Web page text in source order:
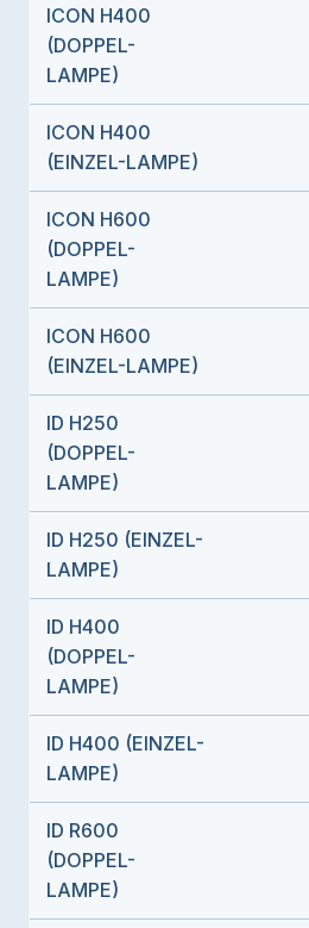
ICON H400
(DOPPEL-
LAMPE)
ICON H400
(EINZEL-LAMPE)
ICON H600
(DOPPEL-
LAMPE)
ICON H600
(EINZEL-LAMPE)
ID H250
(DOPPEL-
LAMPE)
ID H250 (EINZEL-
LAMPE)
ID H400
(DOPPEL-
LAMPE)
ID H400 (EINZEL-
LAMPE)
ID R600
(DOPPEL-
LAMPE)